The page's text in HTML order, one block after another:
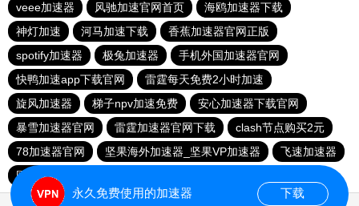
veee加速器
风驰加速官网首页
海鸥加速器下载
神灯加速
河马加速下载
香蕉加速器官网正版
spotify加速器
极兔加速器
手机外国加速器官网
快鸭加速app下载官网
雷霆每天免费2小时加速
旋风加速器
梯子npv加速免费
安心加速器下载官网
暴雪加速器官网
雷霆加速器官网下载
clash节点购买2元
78加速器官网
坚果海外加速器_坚果VP加速器
飞速加速器
国外加速器永久免费版
永久免费使用的加速器 下载